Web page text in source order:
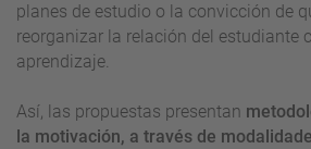
planes de estudio o la convicción de
reorganizar la relación del estudiante
aprendizaje.
Así, las propuestas presentan
la motivación, a través de